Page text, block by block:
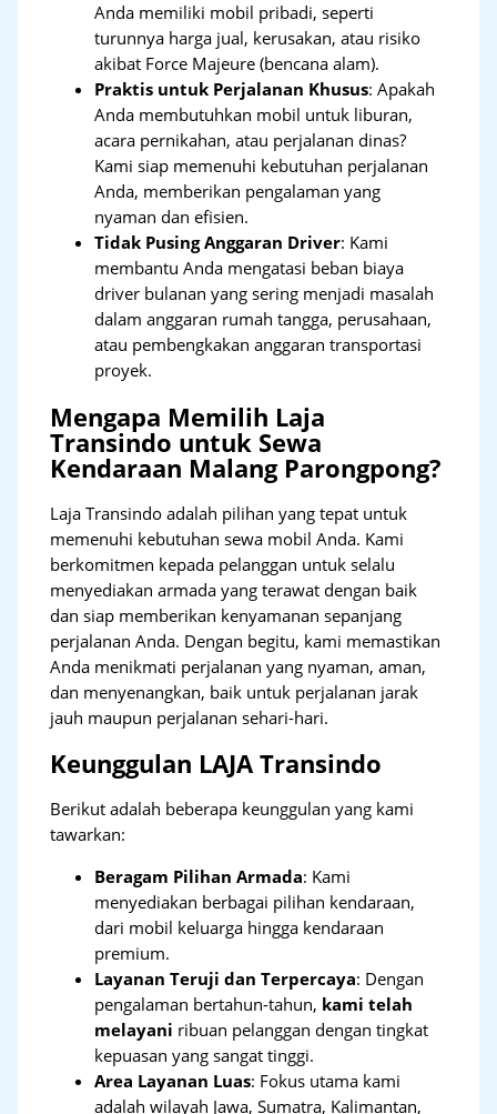
Anda memiliki mobil pribadi, seperti
turunnya harga jual, kerusakan, atau risiko
akibat Force Majeure (bencana alam).
Praktis untuk Perjalanan Khusus: Apakah
Anda membutuhkan mobil untuk liburan,
acara pernikahan, atau perjalanan dinas?
Kami siap memenuhi kebutuhan perjalanan
Anda, memberikan pengalaman yang
nyaman dan efisien.
Tidak Pusing Anggaran Driver: Kami
membantu Anda mengatasi beban biaya
driver bulanan yang sering menjadi masalah
dalam anggaran rumah tangga, perusahaan,
atau pembengkakan anggaran transportasi
proyek.
Mengapa Memilih Laja
Transindo untuk Sewa
Kendaraan Malang Parongpong?
Laja Transindo adalah pilihan yang tepat untuk
memenuhi kebutuhan sewa mobil Anda. Kami
berkomitmen kepada pelanggan untuk selalu
menyediakan armada yang terawat dengan baik
dan siap memberikan kenyamanan sepanjang
perjalanan Anda. Dengan begitu, kami memastikan
Anda menikmati perjalanan yang nyaman, aman,
dan menyenangkan, baik untuk perjalanan jarak
jauh maupun perjalanan sehari-hari.
Keunggulan LAJA Transindo
Berikut adalah beberapa keunggulan yang kami
tawarkan:
Beragam Pilihan Armada: Kami
menyediakan berbagai pilihan kendaraan,
dari mobil keluarga hingga kendaraan
premium.
Layanan Teruji dan Terpercaya: Dengan
pengalaman bertahun-tahun, kami telah
melayani ribuan pelanggan dengan tingkat
kepuasan yang sangat tinggi.
Area Layanan Luas: Fokus utama kami
adalah wilayah Jawa, Sumatra, Kalimantan,